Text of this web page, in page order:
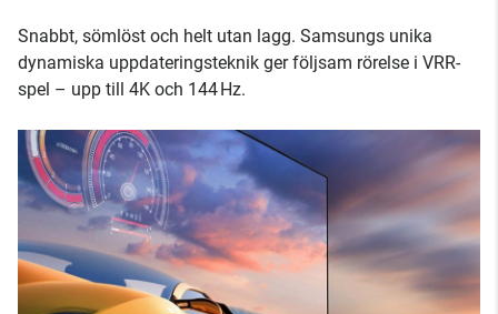
Snabbt, sömlöst och helt utan lagg. Samsungs unika
dynamiska uppdateringsteknik ger följsam rörelse i VRR-
spel – upp till 4K och 144 Hz.